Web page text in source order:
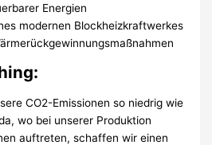
Energien
modernen Blockheizkraftwerkes
CO2-Emissionen so niedrig wie
wo bei unserer Produktion
auftreten, schaffen wir einen